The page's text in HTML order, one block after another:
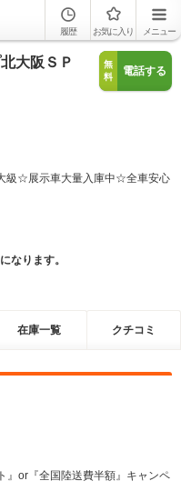
履歴 お気に入り メニュー
大阪ＳＰ
無
料
電話する
級☆展示車大量入庫中☆全車安心
なります。
在庫一覧 クチコミ
』or『全国陸送費半額』キャンペ